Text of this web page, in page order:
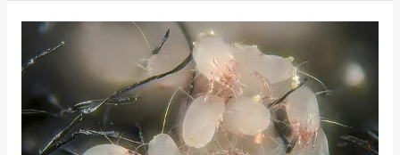
العث